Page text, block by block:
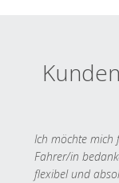
Ich möchte mich
Fahrer/in
flexibel und